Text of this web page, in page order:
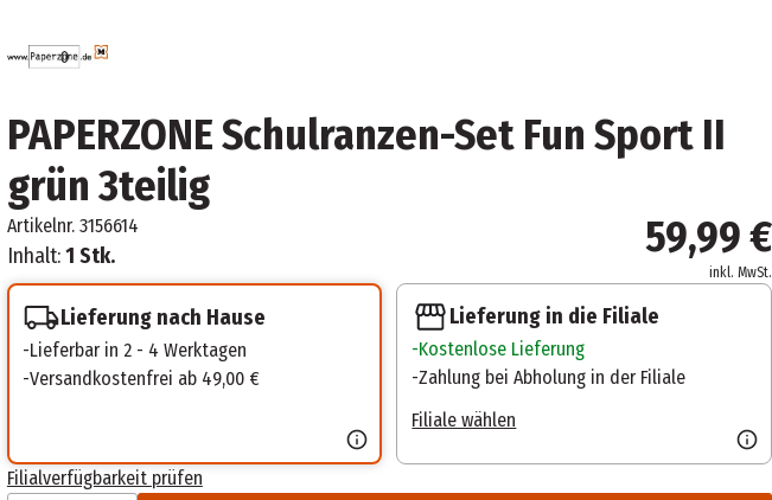
PAPERZONE Schulranzen-Set Fun Sport II
grün 3teilig
Artikelnr. 3156614
Inhalt:1 Stk. 59,99 €
inkl. MwSt.
Lieferung nach Hause
Lieferbar in 2 - 4 Werktagen
Versandkostenfrei ab 49,00 €
Lieferung in die Filiale
Kostenlose Lieferung
Zahlung bei Abholung in der Filiale
Filiale wählen
Filialverfügbarkeit prüfen